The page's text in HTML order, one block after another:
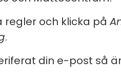
regler och klicka på
.
din e-post så